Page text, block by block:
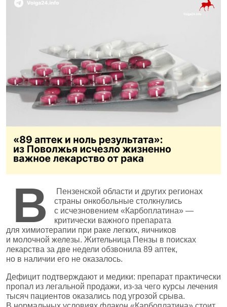
В
Пензенской области и других регионах
страны онкобольные столкнулись
с исчезновением «Карбоплатина» —
критически важного препарата
для химиотерапии при раке легких, яичников
и молочной железы. Жительница Пензы в поисках
лекарства за две недели обзвонила 89 аптек,
но в наличии его не оказалось.
Дефицит подтверждают и медики: препарат практически
пропал из легальной продажи, из‑за чего курсы лечения
тысяч пациентов оказались под угрозой срыва.